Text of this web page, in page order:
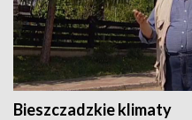
Bieszczadzkie klimaty